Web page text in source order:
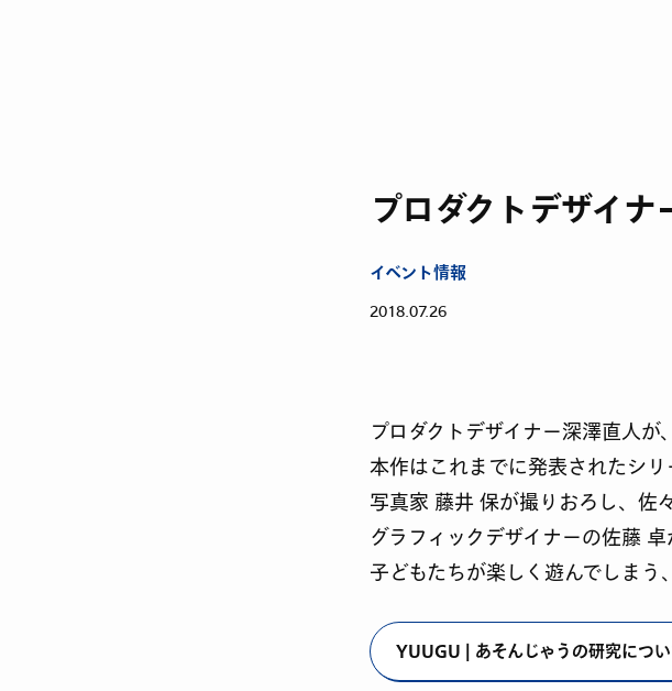
プロダクトデザイ
イベント情報
2018.07.26
プロダクトデザイナー深澤直人が
本作はこれまでに発表されたシリ
写真家 藤井 保が撮りおろし、佐
グラフィックデザイナーの佐藤
子どもたちが楽しく遊んでしまう
YUUGU | あそんじゃうの研究につ